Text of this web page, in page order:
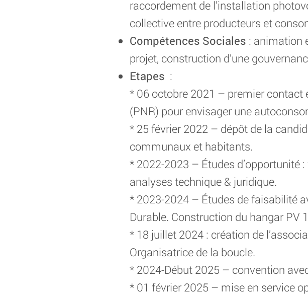
raccordement de l’installation
collective entre producteurs et
Compétences Sociales : animation
projet, construction d’une
Etapes :
* 06 octobre 2021 – premier contact
(PNR) pour envisager une
* 25 février 2022 – dépôt de la
communaux et habitants.
* 2022-2023 – Études d’opportunité
analyses technique & juridique.
* 2023-2024 – Études de faisabilité
Durable. Construction du hangar PV
* 18 juillet 2024 : création de
Organisatrice de la boucle.
* 2024-Début 2025 – convention
* 01 février 2025 – mise en service